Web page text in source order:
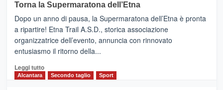
BROOKS
SuperMaratona
dell’Etna,
presentata
l’edizione
2026
Torna la Supermaratona dell’Etna
Dopo un anno di pausa, la Supermaratona dell’Etna è pronta
a ripartire! Etna Trail A.S.D., storica associazione
organizzatrice dell’evento, annuncia con rinnovato
entusiasmo il ritorno della...
Leggi tuttoLeggi
Alcantara Secondo taglio Sport